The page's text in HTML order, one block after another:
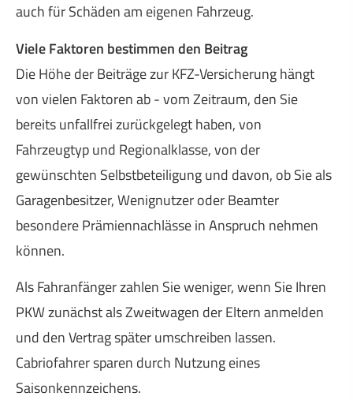
auch für Schäden am eigenen Fahrzeug.
Viele Faktoren bestimmen den Beitrag
Die Höhe der Beiträge zur KFZ-Versicherung hängt
von vielen Faktoren ab - vom Zeitraum, den Sie
bereits unfallfrei zurückgelegt haben, von
Fahrzeugtyp und Regionalklasse, von der
gewünschten Selbstbeteiligung und davon, ob Sie als
Garagenbesitzer, Wenignutzer oder Beamter
besondere Prämiennachlässe in Anspruch nehmen
können.
Als Fahranfänger zahlen Sie weniger, wenn Sie Ihren
PKW zunächst als Zweitwagen der Eltern anmelden
und den Vertrag später umschreiben lassen.
Cabriofahrer sparen durch Nutzung eines
Saisonkennzeichens.